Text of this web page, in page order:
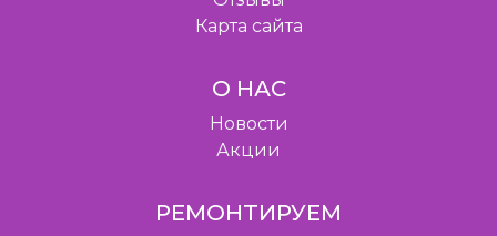
Карта сайта
О НАС
Новости
Акции
РЕМОНТИРУЕМ